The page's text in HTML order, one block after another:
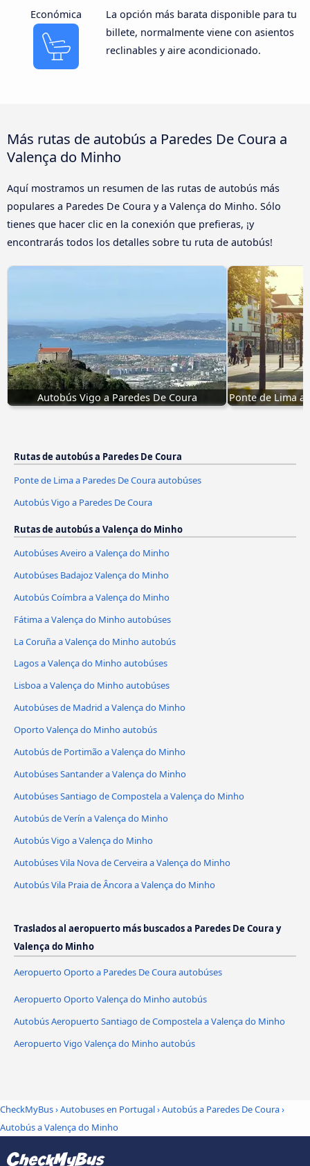
Económica
La opción más barata disponible para tu
billete, normalmente viene con asientos
reclinables y aire acondicionado.
Más rutas de autobús a Paredes De Coura a
Valença do Minho
Aquí mostramos un resumen de las rutas de autobús más
populares a Paredes De Coura y a Valença do Minho. Sólo
tienes que hacer clic en la conexión que prefieras, ¡y
encontrarás todos los detalles sobre tu ruta de autobús!
Autobús Vigo a Paredes De Coura Ponte de Lima a
Rutas de autobús a Paredes De Coura
Ponte de Lima a Paredes De Coura autobúses
Autobús Vigo a Paredes De Coura
Rutas de autobús a Valença do Minho
Autobúses Aveiro a Valença do Minho
Autobúses Badajoz Valença do Minho
Autobús Coímbra a Valença do Minho
Fátima a Valença do Minho autobúses
La Coruña a Valença do Minho autobús
Lagos a Valença do Minho autobúses
Lisboa a Valença do Minho autobúses
Autobúses de Madrid a Valença do Minho
Oporto Valença do Minho autobús
Autobús de Portimão a Valença do Minho
Autobúses Santander a Valença do Minho
Autobúses Santiago de Compostela a Valença do Minho
Autobús de Verín a Valença do Minho
Autobús Vigo a Valença do Minho
Autobúses Vila Nova de Cerveira a Valença do Minho
Autobús Vila Praia de Âncora a Valença do Minho
Traslados al aeropuerto más buscados a Paredes De Coura y
Valença do Minho
Aeropuerto Oporto a Paredes De Coura autobúses
Aeropuerto Oporto Valença do Minho autobús
Autobús Aeropuerto Santiago de Compostela a Valença do Minho
Aeropuerto Vigo Valença do Minho autobús
CheckMyBus›Autobuses en Portugal›Autobús a Paredes De Coura›
Autobús a Valença do Minho